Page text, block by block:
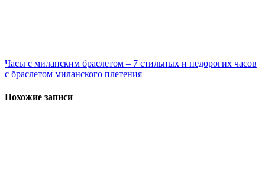
Навигация
по
записям
Часы с миланским браслетом – 7 стильных и недорогих часов
с браслетом миланского плетения
Похожие записи